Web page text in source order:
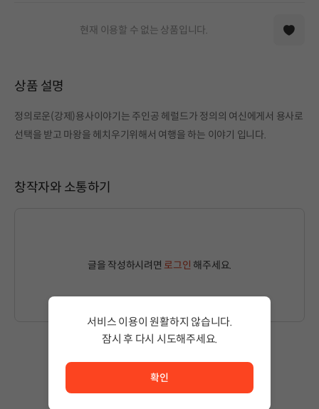
현재 이용할 수 없는 상품입니다.
상품 설명
정의로운(강제)용사이야기는 주인공 헤럴드가 정의의 여신에게서 용사로
선택을 받고 마왕을 헤치우기위해서 여행을 하는 이야기 입니다.
창작자와 소통하기
글을 작성하시려면 로그인 해주세요.
작성된 글이 없습니다.
서비스 이용이 원활하지 않습니다.
잠시 후 다시 시도해주세요.
확인